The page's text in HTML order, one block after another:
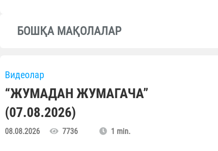
БОШҚА МАҚОЛАЛАР
Видеолар
“ЖУМАДАН ЖУМАГАЧА”
(07.08.2026)
08.08.2026 7736 1 min.